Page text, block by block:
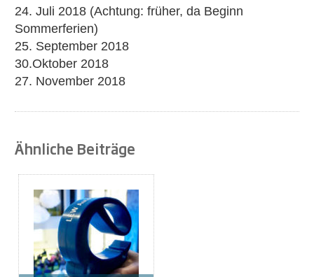
24. Juli 2018 (Achtung: früher, da Beginn
Sommerferien)
25. September 2018
30.Oktober 2018
27. November 2018
Ähnliche Beiträge